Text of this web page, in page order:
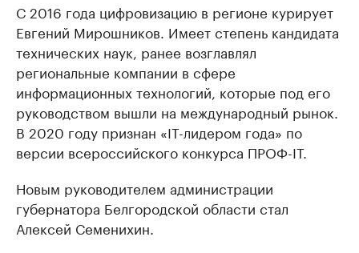
С 2016 года цифровизацию в регионе курирует
Евгений Мирошников. Имеет степень кандидата
технических наук, ранее возглавлял
региональные компании в сфере
информационных технологий, которые под его
руководством вышли на международный рынок.
В 2020 году признан «IT-лидером года» по
версии всероссийского конкурса ПРОФ-IT.
Новым руководителем администрации
губернатора Белгородской области стал
Алексей Семенихин.